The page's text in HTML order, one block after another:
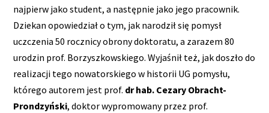
najpierw jako student, a następnie jako jego pracownik.
Dziekan opowiedział o tym, jak narodził się pomysł
uczczenia 50 rocznicy obrony doktoratu, a zarazem 80
urodzin prof. Borzyszkowskiego. Wyjaśnił też, jak doszło do
realizacji tego nowatorskiego w historii UG pomysłu,
którego autorem jest prof. dr hab. Cezary Obracht-
Prondzyński, doktor wypromowany przez prof.